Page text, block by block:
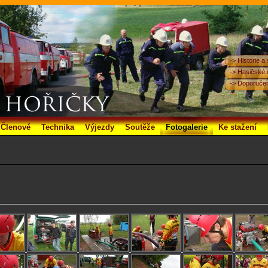
-> Historie a
-> Hasičské
->
Členové Technika Výjezdy Soutěže Fotogalerie Ke stažení